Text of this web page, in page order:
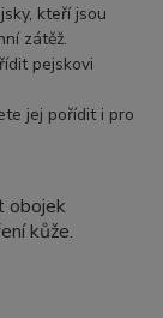
kteří jsou
zátěž.
pejskovi
jej pořídit i pro
obojek
kůže.